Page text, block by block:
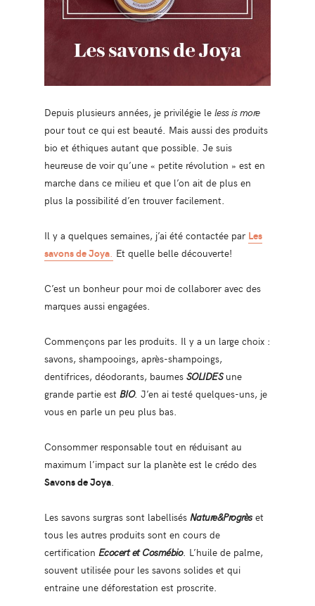
Depuis plusieurs années, je privilégie le less is more
pour tout ce qui est beauté. Mais aussi des produits
bio et éthiques autant que possible. Je suis
heureuse de voir qu’une « petite révolution » est en
marche dans ce milieu et que l’on ait de plus en
plus la possibilité d’en trouver facilement.
Il y a quelques semaines, j’ai été contactée par Les
savons de Joya. Et quelle belle découverte!
C’est un bonheur pour moi de collaborer avec des
marques aussi engagées.
Commençons par les produits. Il y a un large choix :
savons, shampooings, après-shampoings,
dentifrices, déodorants, baumes SOLIDESune
grande partie est BIO. J’en ai testé quelques-uns, je
vous en parle un peu plus bas.
Consommer responsable tout en réduisant au
maximum l’impact sur la planète est le crédo des
Savons de Joya.
Les savons surgras sont labellisés Nature&Progrèset
tous les autres produits sont en cours de
certification Ecocert et Cosmébio. L’huile de palme,
souvent utilisée pour les savons solides et qui
entraine une déforestation est proscrite.